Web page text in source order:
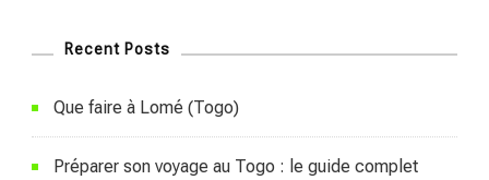
Recent Posts
Que faire à Lomé (Togo)
Préparer son voyage au Togo : le guide complet